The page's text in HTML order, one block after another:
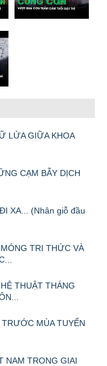
LỬA GIỮA KHOA
CẠM BẪY DỊCH
XA... (Nhân giỗ đầu
TRI THỨC VÀ
THUẬT THÁNG
MÙA TUYỂN
NAM TRONG GIAI